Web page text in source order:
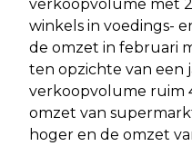
verkoopvolume met
winkels in voedings-
de omzet in februari
ten opzichte van een
verkoopvolume ruim
omzet van
hoger en de omzet